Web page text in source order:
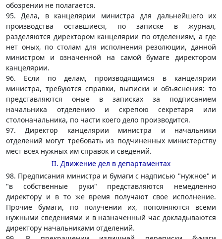
обозрении не полагается.
95. Дела, в канцелярии министра для дальнейшего их
производства оставшиеся, по записке в журнал,
разделяются директором канцелярии по отделениям, а где
нет оных, по столам для исполнения резолюции, данной
министром и означенной на самой бумаге директором
канцелярии.
96. Если по делам, производящимся в канцелярии
министра, требуются справки, выписки и объяснения: то
представляются оные в записках за подписанием
начальника отделению и скрепою секретаря или
столоначальника, по части коего дело производится.
97. Директор канцелярии министра и начальники
отделений могут требовать из подчиненных министерству
мест всех нужных им справок и сведений.
II. Движение дел в департаментах
98. Предписания министра и бумаги с надписью "нужное" и
"в собственные руки" представляются немедленно
директору и в то же время получают свое исполнение.
Прочие бумаги, по получении их, пополняются всеми
нужными сведениями и в назначенный час докладываются
директору начальниками отделений.